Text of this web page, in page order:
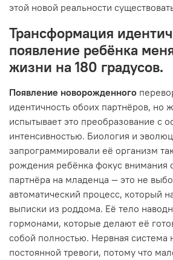
этой новой реальности
Трансформация
появление ребёнка
жизни на 180 градусов.
Появление новорожденного
идентичность обоих партнёров, но
испытывает это преобразование с
интенсивностью. Биология и
запрограммировали её организм
рождения ребёнка фокус внимания
партнёра на младенца — это не
автоматический процесс, который
выписки из роддома. Её тело
гормонами, которые делают её
собой полностью. Нервная система
постоянной тревоги, потому что